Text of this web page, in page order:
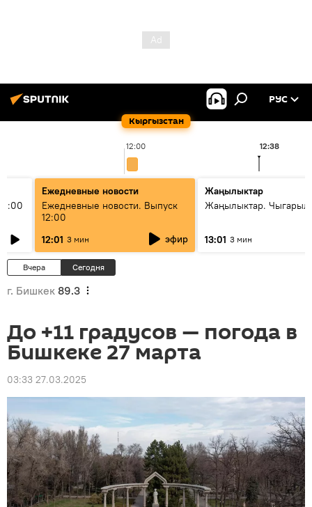
Кыргызстан
РУС
12:00 12:38
Ежедневные новости
Ежедневные новости. Выпуск
12:00
12:01 3 мин эфир
Жаңылыктар
Жаңылыктар.
13:01 3 мин
Вчера Сегодня
г. Бишкек 89.3
До +11 градусов — погода в
Бишкеке 27 марта
03:33 27.03.2025